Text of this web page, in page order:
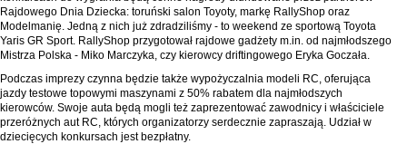
Rajdowego Dnia Dziecka: toruński salon Toyoty, markę RallyShop oraz
Modelmanię. Jedną z nich już zdradziliśmy - to weekend ze sportową Toyota
Yaris GR Sport. RallyShop przygotował rajdowe gadżety m.in. od najmłodszego
Mistrza Polska - Miko Marczyka, czy kierowcy driftingowego Eryka Goczała.
Podczas imprezy czynna będzie także wypożyczalnia modeli RC, oferująca
jazdy testowe topowymi maszynami z 50% rabatem dla najmłodszych
kierowców. Swoje auta będą mogli też zaprezentować zawodnicy i właściciele
przeróżnych aut RC, których organizatorzy serdecznie zapraszają. Udział w
dziecięcych konkursach jest bezpłatny.